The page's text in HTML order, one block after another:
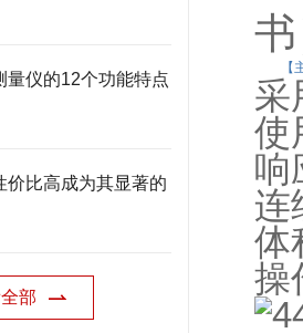
量仪的12个功能特点
价比高成为其显著的
部
【
采
使
响
连
体
操